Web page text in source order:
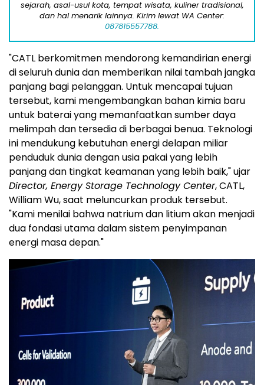
sejarah, asal-usul kota, tempat wisata, kuliner tradisional,
dan hal menarik lainnya. Kirim lewat WA Center:
087815557788.
"CATL berkomitmen mendorong kemandirian energi
di seluruh dunia dan memberikan nilai tambah jangka
panjang bagi pelanggan. Untuk mencapai tujuan
tersebut, kami mengembangkan bahan kimia baru
untuk baterai yang memanfaatkan sumber daya
melimpah dan tersedia di berbagai benua. Teknologi
ini mendukung kebutuhan energi delapan miliar
penduduk dunia dengan usia pakai yang lebih
panjang dan tingkat keamanan yang lebih baik," ujar
Director, Energy Storage Technology Center, CATL,
William Wu, saat meluncurkan produk tersebut.
"Kami menilai bahwa natrium dan litium akan menjadi
dua fondasi utama dalam sistem penyimpanan
energi masa depan."